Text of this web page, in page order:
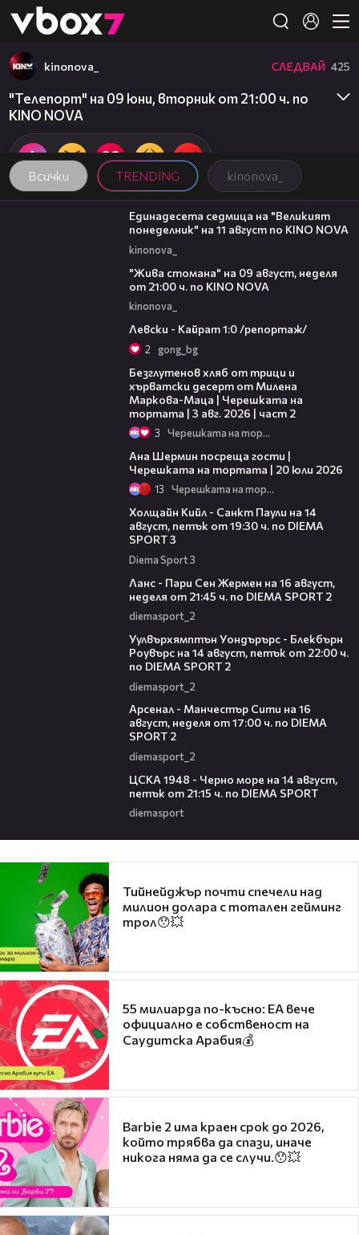
👾
Всички TRENDING kinonova_
kinonova_ СЛЕДВАЙ 425
"Телепорт" на 09 юни, вторник от 21:00 ч. по
KINO NOVA
00:31
Единадесета седмица на "Великият
понеделник" на 11 август по KINO NOVA
kinonova_
"Жива стомана" на 09 август, неделя
от 21:00 ч. по KINO NOVA
kinonova_
Левски - Кайрат 1:0 /репортаж/
2 gong_bg
Безглутенов хляб от трици и
хърватски десерт от Милена
Маркова-Маца | Черешката на
тортата | 3 авг. 2026 | част 2
3 Черешката на тортата
Ана Шермин посреща гости |
Черешката на тортата | 20 юли 2026
13 Черешката на тортата
Холщайн Кийл - Санкт Паули на 14
август, петък от 19:30 ч. по DIEMA
SPORT 3
Diema Sport 3
Ланс - Пари Сен Жермен на 16 август,
неделя от 21:45 ч. по DIEMA SPORT 2
diemasport_2
Уулвърхямптън Уондърърс - Блекбърн
Роувърс на 14 август, петък от 22:00 ч.
по DIEMA SPORT 2
diemasport_2
Арсенал - Манчестър Сити на 16
август, неделя от 17:00 ч. по DIEMA
SPORT 2
diemasport_2
ЦСКА 1948 - Черно море на 14 август,
петък от 21:15 ч. по DIEMA SPORT
diemasport
Тийнейджър почти спечели над
милион долара с тотален гейминг
трол😯💥
55 милиарда по-късно: EA вече
официално е собственост на
Саудитска Арабия💰
Barbie 2 има краен срок до 2026,
който трябва да спази, иначе
никога няма да се случи.😯💥